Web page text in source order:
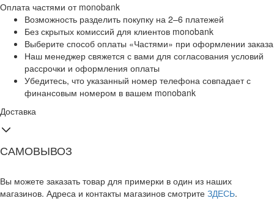
Оплата частями от monobank
Возможность разделить покупку на 2–6 платежей
Без скрытых комиссий для клиентов monobank
Выберите способ оплаты «Частями» при оформлении заказа
Наш менеджер свяжется с вами для согласования условий
рассрочки и оформления оплаты
Убедитесь, что указанный номер телефона совпадает с
финансовым номером в вашем monobank
Доставка
САМОВЫВОЗ
Вы можете заказать товар для примерки в один из наших
магазинов. Адреса и контакты магазинов смотрите ЗДЕСЬ.